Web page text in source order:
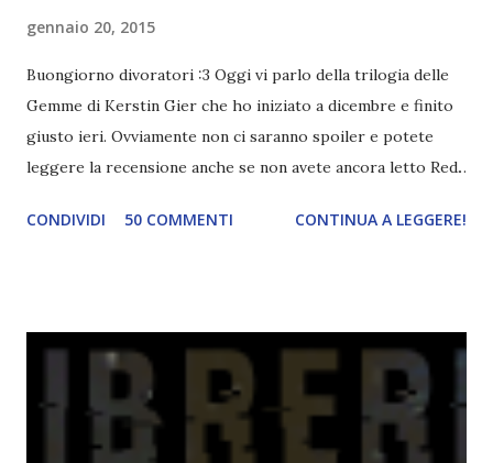
gennaio 20, 2015
Buongiorno divoratori :3 Oggi vi parlo della trilogia delle
Gemme di Kerstin Gier che ho iniziato a dicembre e finito
giusto ieri. Ovviamente non ci saranno spoiler e potete
leggere la recensione anche se non avete ancora letto Red.
Green sono state delle letture molto piacevoli ma non
potete capire le mie aspettative! Innanzitutto, se la Gier o
probabilmente lo avrei apprezzato molto di più. Red è
molto introduttivo, nel senso che in trecento pagine non
CONDIVIDI 50 COMMENTI CONTINUA A LEGGERE!